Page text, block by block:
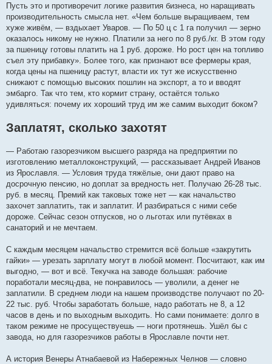
Пусть это и противоречит логике развития бизнеса, но наращивать
производительность смысла нет. «Чем больше выращиваем, тем
хуже живём, — вздыхает Уваров. — По 50 ц с 1 га получил — зерно
оказалось никому не нужно. Платили за него по 8 руб./кг. В этом году
за пшеницу готовы платить на 1 руб. дороже. Но рост цен на топливо
съел эту прибавку». Более того, как признают все фермеры края,
когда цены на пшеницу растут, власти их тут же искусственно
снижают с помощью высоких пошлин на экспорт, а то и вводят
эмбарго. Так что тем, кто кормит страну, остаётся только
удивляться: почему их хороший труд им же самим выходит боком?
Заплатят, сколько захотят
— Работаю газорезчиком высшего разряда на предприятии по
изготовлению металлоконструкций, — рассказывает Андрей Иванов
из Ярославля. — Условия труда тяжёлые, они дают право на
досрочную пенсию, но доплат за вредность нет. Получаю 26-28 тыс.
руб. в месяц. Премий как таковых тоже нет — как начальство
захочет заплатить, так и заплатит. И разбираться с ними себе
дороже. Сейчас сезон отпусков, но о льготах или путёвках в
санаторий и не мечтаем.
С каждым месяцем начальство стремится всё больше «закрутить
гайки» — урезать зарплату могут в любой момент. Посчитают, как им
выгодно, — вот и всё. Текучка на заводе большая: рабочие
поработали месяц-два, не понравилось — уволили, а денег не
заплатили. В среднем люди на нашем производстве получают по 20-
22 тыс. руб. Чтобы заработать больше, надо работать не 8, а 12
часов в день и по выходным выходить. Но сами понимаете: долго в
таком режиме не просуществуешь — ноги протянешь. Ушёл бы с
завода, но для газорезчиков работы в Ярославле почти нет.
А история Венеры Атнабаевой из Набережных Челнов — словно